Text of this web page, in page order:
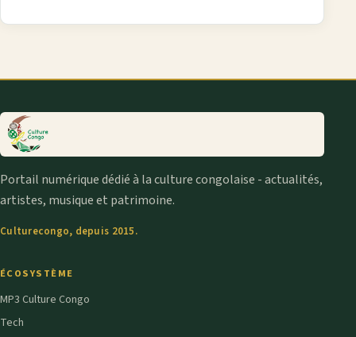
Portail numérique dédié à la culture congolaise - actualités,
artistes, musique et patrimoine.
Culturecongo, depuis 2015.
ÉCOSYSTÈME
MP3 Culture Congo
Tech